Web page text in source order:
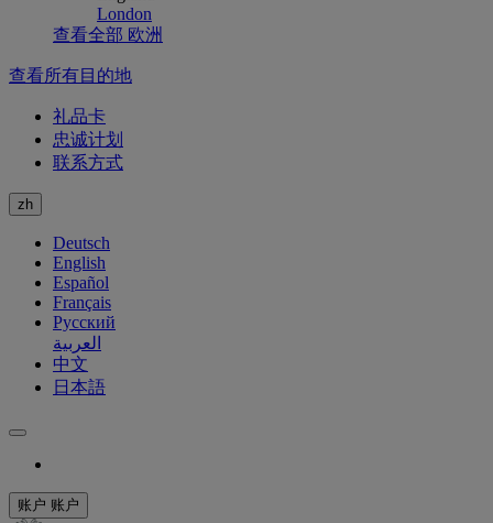
London
查看全部 欧洲
查看所有目的地
礼品卡
忠诚计划
联系方式
zh
Deutsch
English
Español
Français
Русский
العربية
中文
日本語
账户 账户